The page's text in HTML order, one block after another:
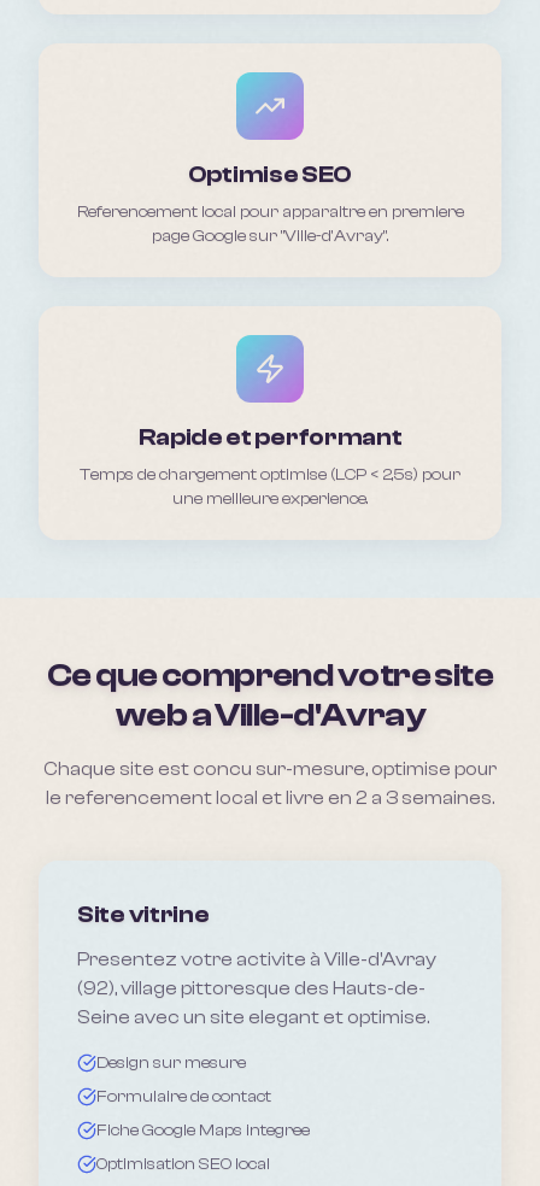
Optimise SEO
Referencement local pour apparaitre en premiere
page Google sur "Ville-d'Avray".
Rapide et performant
Temps de chargement optimise (LCP < 2,5s) pour
une meilleure experience.
Ce que comprend votre site
web aVille-d'Avray
Chaque site est concu sur-mesure, optimise pour
le referencement local et livre en 2 a 3 semaines.
Site vitrine
Presentez votre activite à Ville-d'Avray
(92), village pittoresque des Hauts-de-
Seine avec un site elegant et optimise.
Design sur mesure
Formulaire de contact
Fiche Google Maps integree
Optimisation SEO local